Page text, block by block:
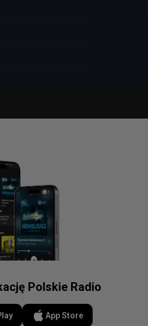
Polskie Radio
App Store